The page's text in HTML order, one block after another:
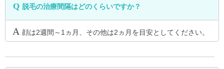
脱毛の治療間隔はどのくらいですか？
顔は2週間～1ヵ月、その他は2ヵ月を目安としてください。